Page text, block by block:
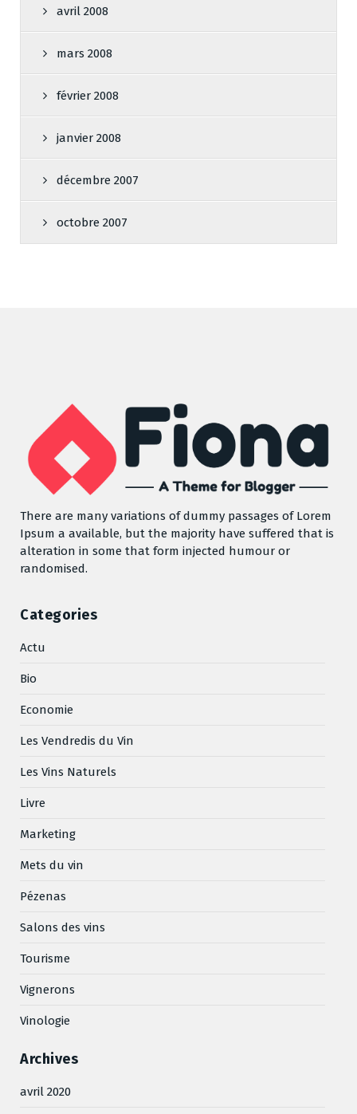
avril 2008
mars 2008
février 2008
janvier 2008
décembre 2007
octobre 2007
There are many variations of dummy passages of Lorem
Ipsum a available, but the majority have suffered that is
alteration in some that form injected humour or
randomised.
Categories
Actu
Bio
Economie
Les Vendredis du Vin
Les Vins Naturels
Livre
Marketing
Mets du vin
Pézenas
Salons des vins
Tourisme
Vignerons
Vinologie
Archives
avril 2020